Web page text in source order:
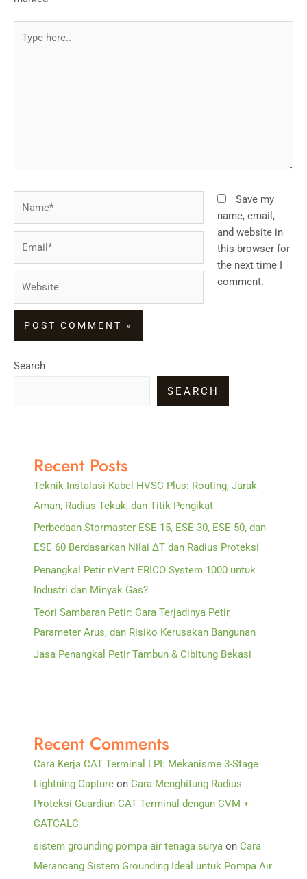
here..
Save my
name, email,
and website in
this browser for
the next time I
comment.
Search
SEARCH
Recent Posts
Teknik Instalasi Kabel HVSC Plus: Routing, Jarak
Aman, Radius Tekuk, dan Titik Pengikat
Perbedaan Stormaster ESE 15, ESE 30, ESE 50, dan
ESE 60 Berdasarkan Nilai ΔT dan Radius Proteksi
Penangkal Petir nVent ERICO System 1000 untuk
Industri dan Minyak Gas?
Teori Sambaran Petir: Cara Terjadinya Petir,
Parameter Arus, dan Risiko Kerusakan Bangunan
Jasa Penangkal Petir Tambun & Cibitung Bekasi
Recent Comments
Cara Kerja CAT Terminal LPI: Mekanisme 3-Stage
Lightning Capture on Cara Menghitung Radius
Proteksi Guardian CAT Terminal dengan CVM +
CATCALC
sistem grounding pompa air tenaga surya on Cara
Merancang Sistem Grounding Ideal untuk Pompa Air